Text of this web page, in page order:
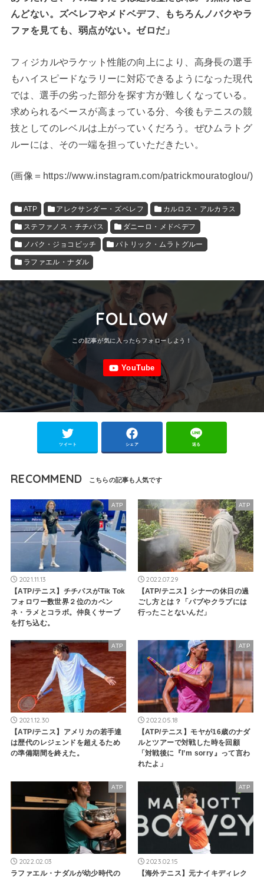
んどない。ズベレフやメドベデフ、もちろんノバクやラ
ファを見ても、弱点がない。ゼロだ」
フィジカルやラケット性能の向上により、高身長の選手
もハイスピードなラリーに対応できるようになった現代
では、選手の劣った部分を探す方が難しくなっている。
求められるベースが高まっている分、今後もテニスの競
技としてのレベルは上がっていくだろう。ぜひムラトグ
ルーには、その一端を担っていただきたい。
(画像＝https://www.instagram.com/patrickmouratoglou/)
ATP アレクサンダー・ズベレフ カルロス・アルカラス
ステファノス・チチパス ダニーロ・メドベデフ
ノバク・ジョコビッチ パトリック・ムラトグルー
ラファエル・ナダル
FOLLOW
ツイート シェア 送る
RECOMMEND
ATP
2021.11.13
【ATP/テニス】チチパスがTik Tok
フォロワー数世界２位のカベン
ネ・ラメとコラボ。仲良くサーブ
を打ち込む。
ATP
2022.07.29
【ATP/テニス】シナーの休日の過
ごし方とは？「パブやクラブには
行ったことないんだ」
ATP
2021.12.30
【ATP/テニス】アメリカの若手達
は歴代のレジェンドを超えるため
の準備期間を終えた。
ATP
2022.05.18
【ATP/テニス】モヤが16歳のナダ
ルとツアーで対戦した時を回顧
「対戦後に『I’m sorry』って言わ
れたよ」
ATP
2022.02.03
ラファエル・ナダルが幼少時代の
ATP
2023.02.15
【海外テニス】元ナイキディレク